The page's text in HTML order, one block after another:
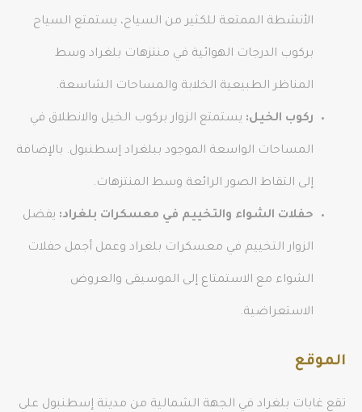
الأنشطة الممتعة للكثير من السياح، يستمتع السياح
بركوب الدرجات الهوائية في منتزهات بلغراد وسط
المناظر الطبيعية الخلابة والمساحات الشاسعة.
ركوب الخيل: يستمتع الزوار بركوب الخيل والانطلاق في
المساحات الواسعة الموجود ببلغراد إسطنبول. بالإضافة
إلى التقاط الصور الرائعة وسط المنتزهات.
حفلات الشواء والتخييم في معسكرات بلغراد: يفضل
الزوار التخييم في معسكرات بلغراد وعمل أجمل حفلات
الشواء مع الاستمتاع إلى الموسيقى والعروض
الاستعراضية.
الموقع
تقع غابات بلغراد في الجهة الشمالية من مدينة إسطنبول على